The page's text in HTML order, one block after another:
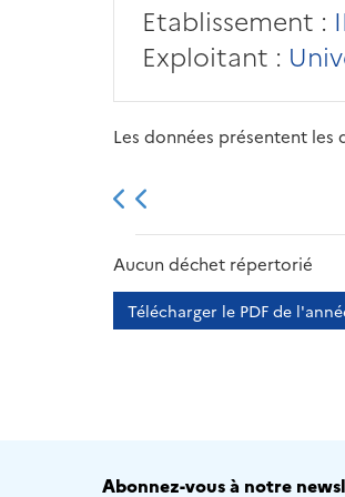
Etablissement :
Exploitant :
Les données présentent les
2013 2014
Aucun déchet répertorié
Télécharger le PDF de
Abonnez-vous à notre